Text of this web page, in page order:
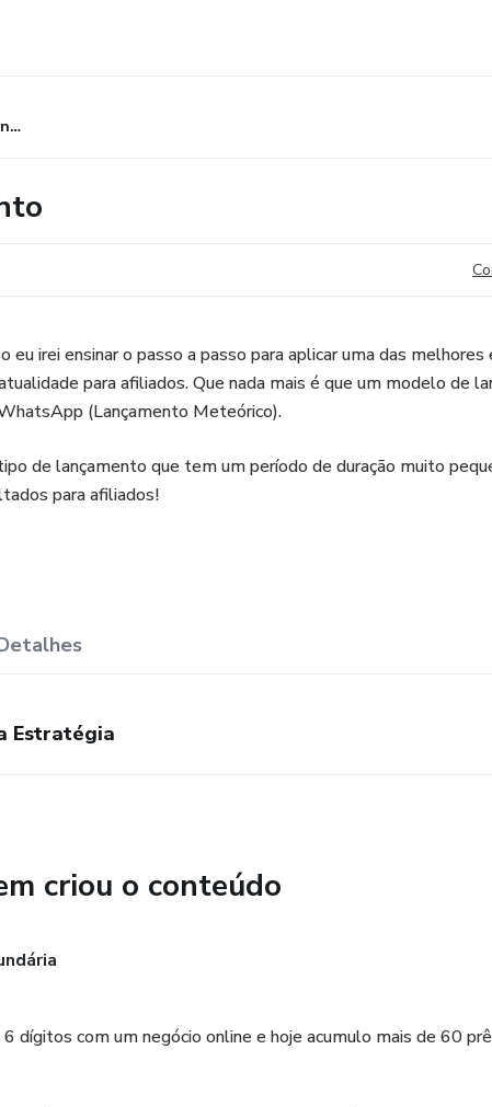
Método de Lançamento
eu irei ensinar o passo a passo para aplicar uma das
para afiliados. Que nada mais é que um modelo de
(Lançamento Meteórico).
de lançamento que tem um período de duração muito
para afiliados!
Estratégia
criou o conteúdo
dígitos com um negócio online e hoje acumulo mais de 60